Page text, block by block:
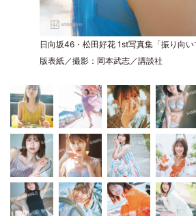
日向坂46・松田好花 1st写真集「振り向
版表紙／撮影：岡本武志／講談社